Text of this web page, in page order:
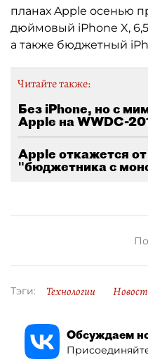
планах Apple осенью
дюймовый iPhone X,
а также бюджетный
Читайте также:
Без iPhone, но с
Apple на WWDC-
Apple откажется
"бюджетника с
Тэги: Технологии
Обсуждаем